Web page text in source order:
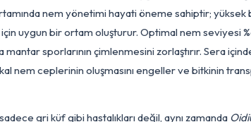
toprağın periyodik besin analizleri ve bitki
doğru formda (örneğin nitrat azotu,
alınarak) verilmesi esastır. Bu analitik
aynı zamanda çevresel etkiyi de minimize
İklimlendirme ve Budama